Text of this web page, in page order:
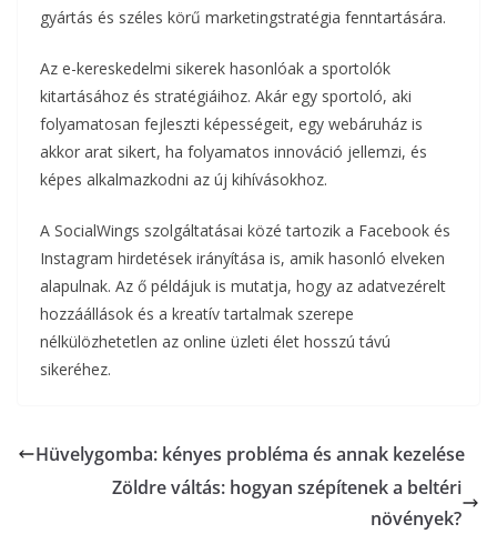
gyártás és széles körű marketingstratégia fenntartására.
Az e-kereskedelmi sikerek hasonlóak a sportolók
kitartásához és stratégiáihoz. Akár egy sportoló, aki
folyamatosan fejleszti képességeit, egy webáruház is
akkor arat sikert, ha folyamatos innováció jellemzi, és
képes alkalmazkodni az új kihívásokhoz.
A SocialWings szolgáltatásai közé tartozik a Facebook és
Instagram hirdetések irányítása is, amik hasonló elveken
alapulnak. Az ő példájuk is mutatja, hogy az adatvezérelt
hozzáállások és a kreatív tartalmak szerepe
nélkülözhetetlen az online üzleti élet hosszú távú
sikeréhez.
Hüvelygomba: kényes probléma és annak kezelése
Zöldre váltás: hogyan szépítenek a beltéri
növények?